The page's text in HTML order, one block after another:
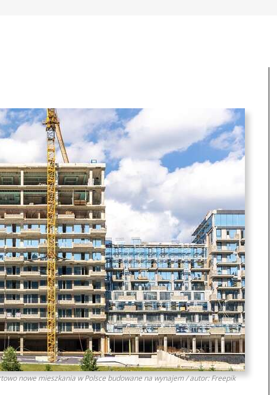
nowe mieszkania w Polsce budowane na wynajem / autor: Freepik